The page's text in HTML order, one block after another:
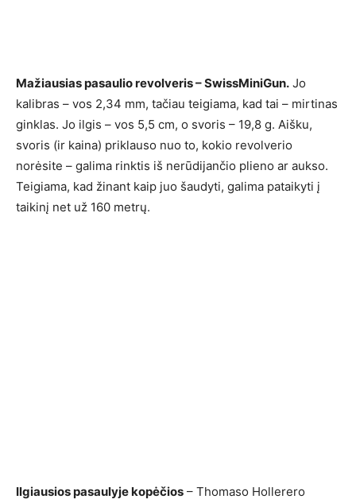
Mažiausias pasaulio revolveris – SwissMiniGun. Jo
kalibras – vos 2,34 mm, tačiau teigiama, kad tai – mirtinas
ginklas. Jo ilgis – vos 5,5 cm, o svoris – 19,8 g. Aišku,
svoris (ir kaina) priklauso nuo to, kokio revolverio
norėsite – galima rinktis iš nerūdijančio plieno ar aukso.
Teigiama, kad žinant kaip juo šaudyti, galima pataikyti į
taikinį net už 160 metrų.
Ilgiausios pasaulyje kopėčios – Thomaso Hollerero